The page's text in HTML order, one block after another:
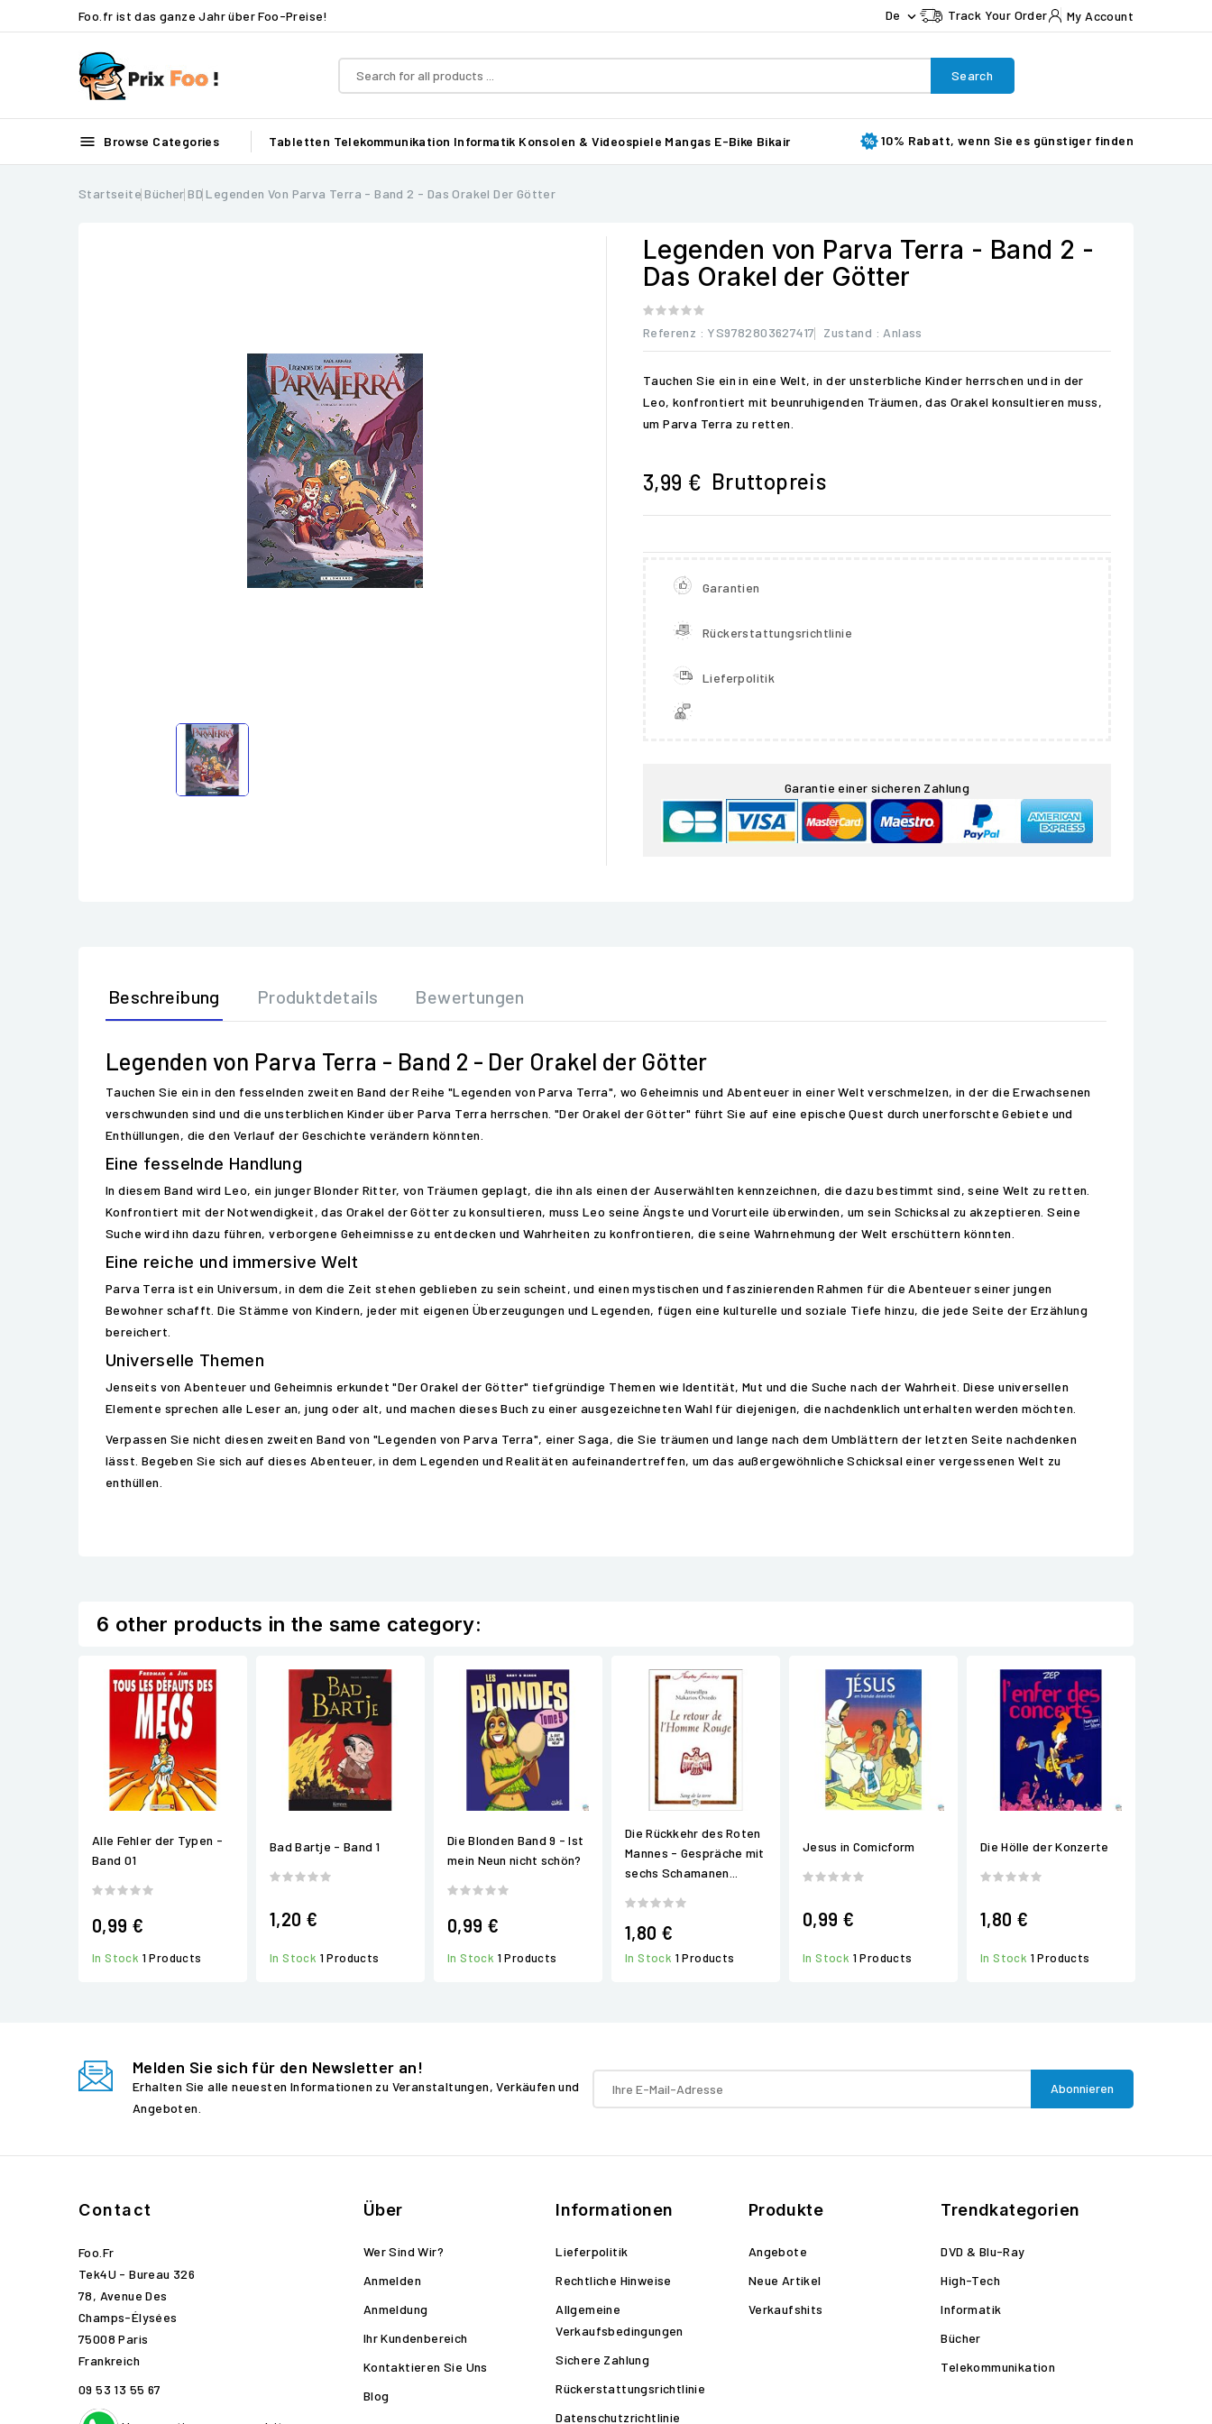
Foo.fr ist das ganze Jahr über Foo-Preise! De  Track Your Order My Account
Search
 Browse Categories Tabletten Telekommunikation Informatik Konsolen & Videospiele Mangas E-Bike Bikair 10% Rabatt, wenn Sie es günstiger finden
Startseite Bücher BD Legenden Von Parva Terra - Band 2 - Das Orakel Der Götter
Legenden von Parva Terra - Band 2 -
Das Orakel der Götter
Referenz : YS9782803627417 Zustand : Anlass
Tauchen Sie ein in eine Welt, in der unsterbliche Kinder herrschen und in der
Leo, konfrontiert mit beunruhigenden Träumen, das Orakel konsultieren muss,
um Parva Terra zu retten.
3,99 € Bruttopreis
Garantien
Rückerstattungsrichtlinie
Lieferpolitik
Garantie einer sicheren Zahlung
Beschreibung Produktdetails Bewertungen
Legenden von Parva Terra - Band 2 - Der Orakel der Götter
Tauchen Sie ein in den fesselnden zweiten Band der Reihe "Legenden von Parva Terra", wo Geheimnis und Abenteuer in einer Welt verschmelzen, in der die Erwachsenen
verschwunden sind und die unsterblichen Kinder über Parva Terra herrschen. "Der Orakel der Götter" führt Sie auf eine epische Quest durch unerforschte Gebiete und
Enthüllungen, die den Verlauf der Geschichte verändern könnten.
Eine fesselnde Handlung
In diesem Band wird Leo, ein junger Blonder Ritter, von Träumen geplagt, die ihn als einen der Auserwählten kennzeichnen, die dazu bestimmt sind, seine Welt zu retten.
Konfrontiert mit der Notwendigkeit, das Orakel der Götter zu konsultieren, muss Leo seine Ängste und Vorurteile überwinden, um sein Schicksal zu akzeptieren. Seine
Suche wird ihn dazu führen, verborgene Geheimnisse zu entdecken und Wahrheiten zu konfrontieren, die seine Wahrnehmung der Welt erschüttern könnten.
Eine reiche und immersive Welt
Parva Terra ist ein Universum, in dem die Zeit stehen geblieben zu sein scheint, und einen mystischen und faszinierenden Rahmen für die Abenteuer seiner jungen
Bewohner schafft. Die Stämme von Kindern, jeder mit eigenen Überzeugungen und Legenden, fügen eine kulturelle und soziale Tiefe hinzu, die jede Seite der Erzählung
bereichert.
Universelle Themen
Jenseits von Abenteuer und Geheimnis erkundet "Der Orakel der Götter" tiefgründige Themen wie Identität, Mut und die Suche nach der Wahrheit. Diese universellen
Elemente sprechen alle Leser an, jung oder alt, und machen dieses Buch zu einer ausgezeichneten Wahl für diejenigen, die nachdenklich unterhalten werden möchten.
Verpassen Sie nicht diesen zweiten Band von "Legenden von Parva Terra", einer Saga, die Sie träumen und lange nach dem Umblättern der letzten Seite nachdenken
lässt. Begeben Sie sich auf dieses Abenteuer, in dem Legenden und Realitäten aufeinandertreffen, um das außergewöhnliche Schicksal einer vergessenen Welt zu
enthüllen.
6 other products in the same category:
Alle Fehler der Typen -
Band 01
0,99 €
In Stock 1 Products
Bad Bartje - Band 1
1,20 €
In Stock 1 Products
Die Blonden Band 9 - Ist
mein Neun nicht schön?
0,99 €
In Stock 1 Products
Die Rückkehr des Roten
Mannes - Gespräche mit
sechs Schamanen...
1,80 €
In Stock 1 Products
Jesus in Comicform
0,99 €
In Stock 1 Products
Die Hölle der Konzerte
1,80 €
In Stock 1 Products
Melden Sie sich für den Newsletter an!
Erhalten Sie alle neuesten Informationen zu Veranstaltungen, Verkäufen und
Angeboten.
Contact
Foo.fr
Tek4U - Bureau 326
78, Avenue Des
Champs-Élysées
75008 Paris
Frankreich
09 53 13 55 67
Über
Wer Sind Wir?
Anmelden
Anmeldung
Ihr Kundenbereich
Kontaktieren Sie Uns
Blog
Informationen
Lieferpolitik
Rechtliche Hinweise
Allgemeine
Verkaufsbedingungen
Sichere Zahlung
Rückerstattungsrichtlinie
Datenschutzrichtlinie
Produkte
Angebote
Neue Artikel
Verkaufshits
Trendkategorien
DVD & Blu-Ray
High-Tech
Informatik
Bücher
Telekommunikation